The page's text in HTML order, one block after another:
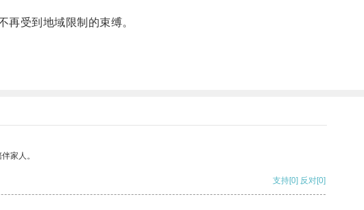
受到地域限制的束缚。
家人。
支持[0] 反对[0]